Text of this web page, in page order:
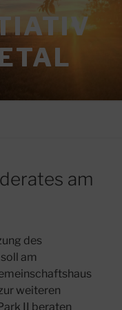
am
des
am
weiteren
II beraten